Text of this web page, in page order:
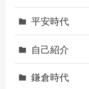
平安時代
自己紹介
鎌倉時代